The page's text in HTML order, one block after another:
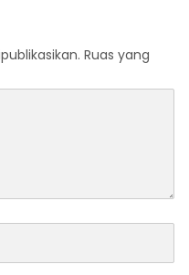
Ruas yang